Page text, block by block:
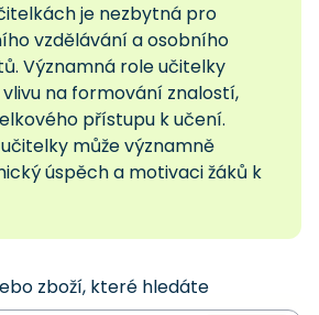
je nezbytná pro
vzdělávání a osobního
Významná role učitelky
na formování znalostí,
přístupu k učení.
může významně
úspěch a motivaci žáků k
zboží, které hledáte